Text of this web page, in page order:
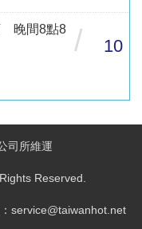
晚間8點8
/ 10
司所維運
Reserved.
service@taiwanhot.net